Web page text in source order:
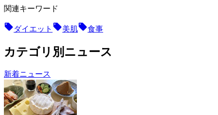
関連キーワード
ダイエット 美肌 食事
カテゴリ別ニュース
新着ニュース